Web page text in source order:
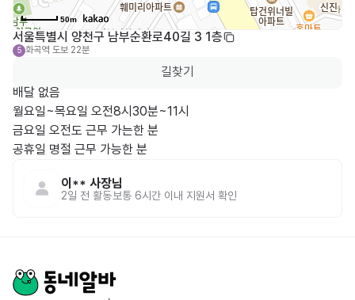
50m
서울특별시 양천구 남부순환로40길 3 1층
5 화곡역 도보 22분
길찾기
배달 없음
월요일~목요일 오전8시30분~11시
금요일 오전도 근무 가는한 분
공휴일 명절 근무 가능한 분
이** 사장님
2일 전 활동보통 6시간 이내 지원서 확인